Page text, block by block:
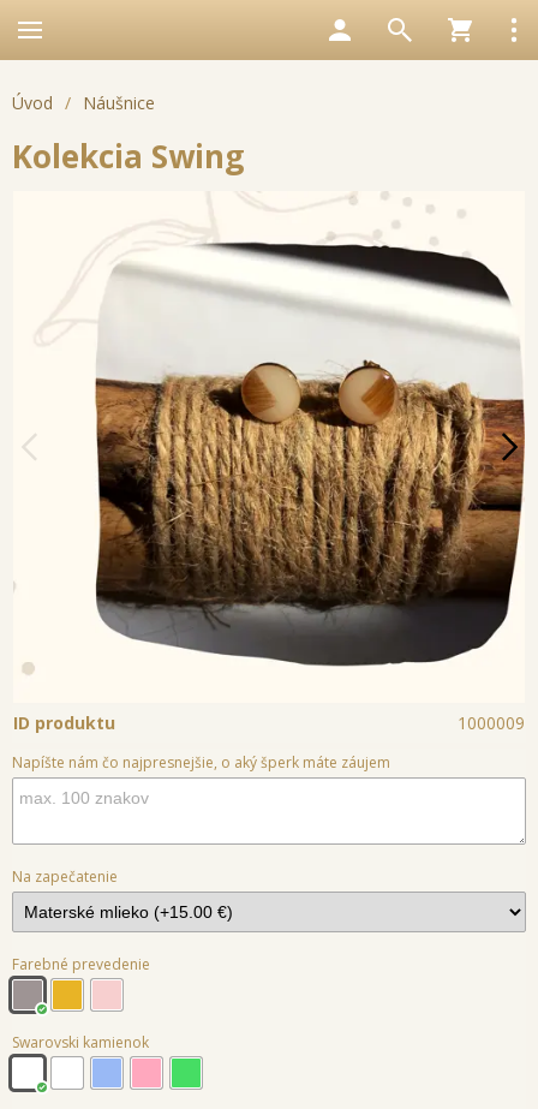
Úvod / Náušnice
Kolekcia Swing
ID produktu 1000009
Napíšte nám čo najpresnejšie, o aký šperk máte záujem
Na zapečatenie
Farebné prevedenie
Swarovski kamienok